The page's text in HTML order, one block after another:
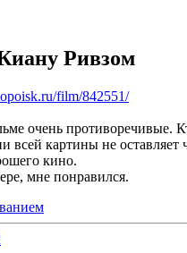
Ривзом
film/842551/
очень противоречивые.
всей картины не оставляет
кино.
мне понравился.